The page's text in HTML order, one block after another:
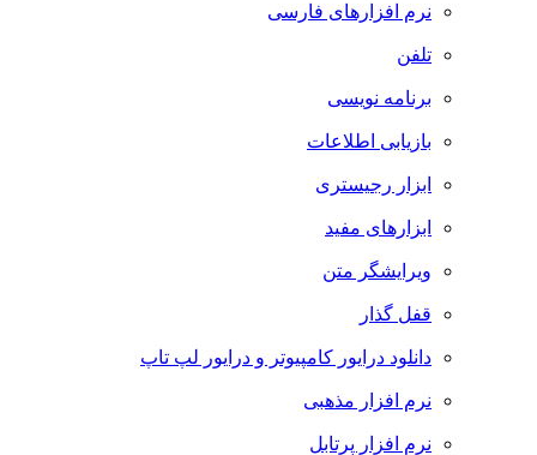
نرم افزارهای فارسی
تلفن
برنامه نویسی
بازیابی اطلاعات
ابزار رجیستری
ابزارهای مفید
ویرایشگر متن
قفل گذار
دانلود درایور کامپیوتر و درایور لپ تاپ
نرم افزار مذهبی
نرم افزار پرتابل